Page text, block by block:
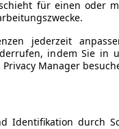
für einen oder
jederzeit
indem Sie in
Manager
Identifikation durch